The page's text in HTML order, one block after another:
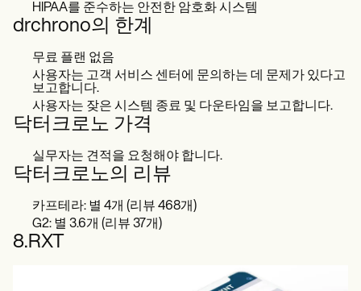
HIPAA를 준수하는 안전한 암호화 시스템
drchrono의 한계
무료 플랜 없음
사용자는 고객 서비스 센터에 문의하는 데 문제가 있다고
보고합니다.
사용자는 잦은 시스템 종료 및 다운타임을 보고합니다.
닥터크로노 가격
실무자는 견적을 요청해야 합니다.
닥터크로노의 리뷰
카프테라: 별 4개 (리뷰 468개)
G2: 별 3.6개 (리뷰 37개)
8.RXT